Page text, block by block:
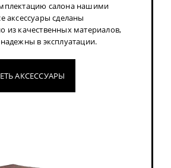
салона нашими
аксессуары сделаны
из качественных материалов,
в эксплуатации.
АКСЕССУАРЫ